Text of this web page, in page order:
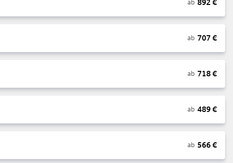
ab 892 €
ab 707 €
ab 718€
ab 489€
ab 566€